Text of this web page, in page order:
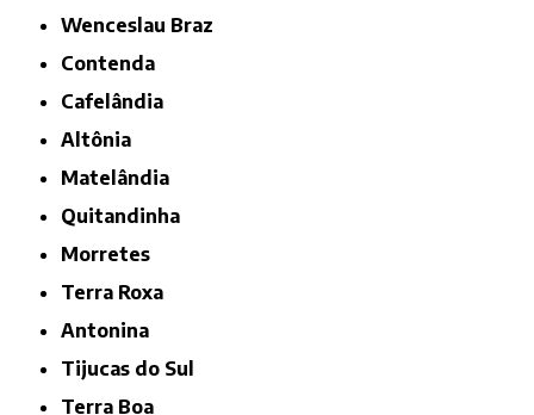
Wenceslau Braz
Contenda
Cafelândia
Altônia
Matelândia
Quitandinha
Morretes
Terra Roxa
Antonina
Tijucas do Sul
Terra Boa